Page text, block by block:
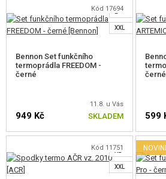
AKUMULÁTORY, NABÍJEČKY
BRÝLE, MASKY
MASKOVÁNÍ, BARVY, PÁSKY
VYSÍLAČKY, HEADSETY, KAMERY
DOPLŇKY KE ZBRANÍM, POPRUHY
Kód 17694
XXL
L
Bennon Set funkčního
termoprádla FREEDOM -
černé
11.8. u Vás
949 Kč SKLADEM
ZVOLTE VELIKOST
černé
599
Kód 11751
XXL
XL
L
M
S